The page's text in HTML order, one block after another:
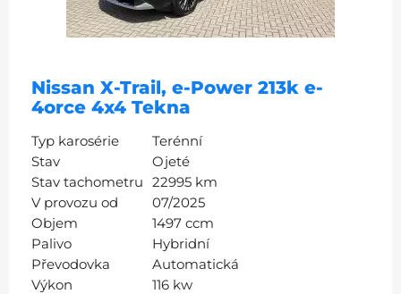
Nissan X-Trail, e-Power 213k e-
4orce 4x4 Tekna
Typ karosérie
Terénní
Stav
Ojeté
Stav tachometru 22995 km
V provozu od
07/2025
Objem
1497 ccm
Palivo
Hybridní
Převodovka
Automatická
Výkon
116 kw